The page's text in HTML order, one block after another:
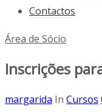
Contactos
Área de Sócio
Inscrições
margarida In Cursos